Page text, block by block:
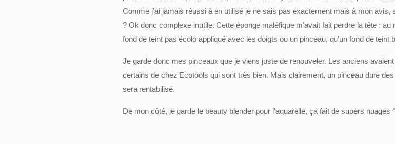
Comme j’ai jamais réussi à en utilisé je ne sais pas exactement mais à mon avis,
? Ok donc complexe inutile. Cette éponge maléfique m’avait fait perdre la tête : au
fond de teint pas écolo appliqué avec les doigts ou un pinceau, qu’un fond de teint
Je garde donc mes pinceaux que je viens juste de renouveler. Les anciens
certains de chez Ecotools qui sont très bien. Mais clairement, un pinceau dure
sera rentabilisé.
De mon côté, je garde le beauty blender pour l’aquarelle, ça fait de supers nuages